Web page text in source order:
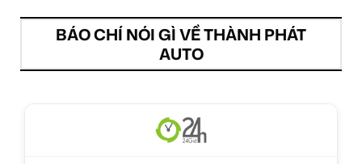
BÁO CHÍ NÓI GÌ VỀ THÀNH PHÁT
AUTO